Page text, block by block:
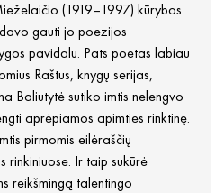
(1919–1997) kūrybos
gauti jo poezijos
pavidalu. Pats poetas labiau
Raštus, knygų serijas,
Baliutytė sutiko imtis nelengvo
aprėpiamos apimties rinktinę.
pirmomis eilėraščių
rinkiniuose. Ir taip sukūrė
reikšmingą talentingo